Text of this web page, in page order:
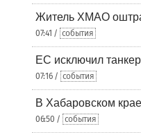
Житель ХМАО
07:41 / события
ЕС исключил
07:16 / события
В Хабаровском
06:50 / события